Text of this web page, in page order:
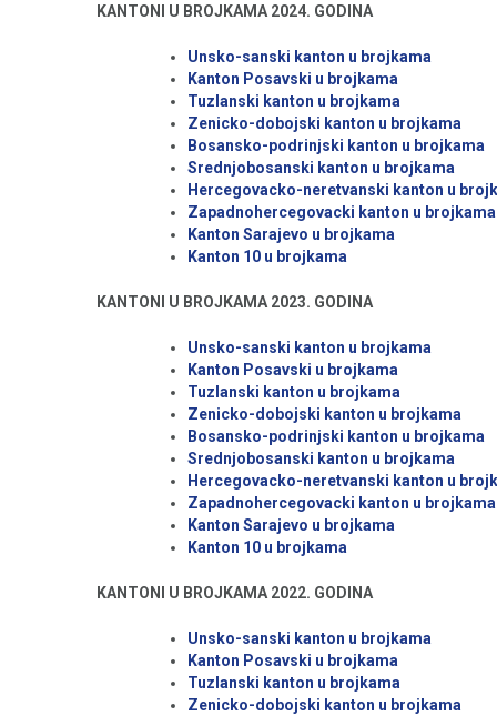
KANTONI U BROJKAMA 2024. GODINA
Unsko-sanski kanton u brojkama
Kanton Posavski u brojkama
Tuzlanski kanton u brojkama
Zenicko-dobojski kanton u brojkama
Bosansko-podrinjski kanton u brojkama
Srednjobosanski kanton u brojkama
Hercegovacko-neretvanski kanton u
Zapadnohercegovacki kanton u brojkama
Kanton Sarajevo u brojkama
Kanton 10 u brojkama
KANTONI U BROJKAMA 2023. GODINA
Unsko-sanski kanton u brojkama
Kanton Posavski u brojkama
Tuzlanski kanton u brojkama
Zenicko-dobojski kanton u brojkama
Bosansko-podrinjski kanton u brojkama
Srednjobosanski kanton u brojkama
Hercegovacko-neretvanski kanton u
Zapadnohercegovacki kanton u brojkama
Kanton Sarajevo u brojkama
Kanton 10 u brojkama
KANTONI U BROJKAMA 2022. GODINA
Unsko-sanski kanton u brojkama
Kanton Posavski u brojkama
Tuzlanski kanton u brojkama
Zenicko-dobojski kanton u brojkama